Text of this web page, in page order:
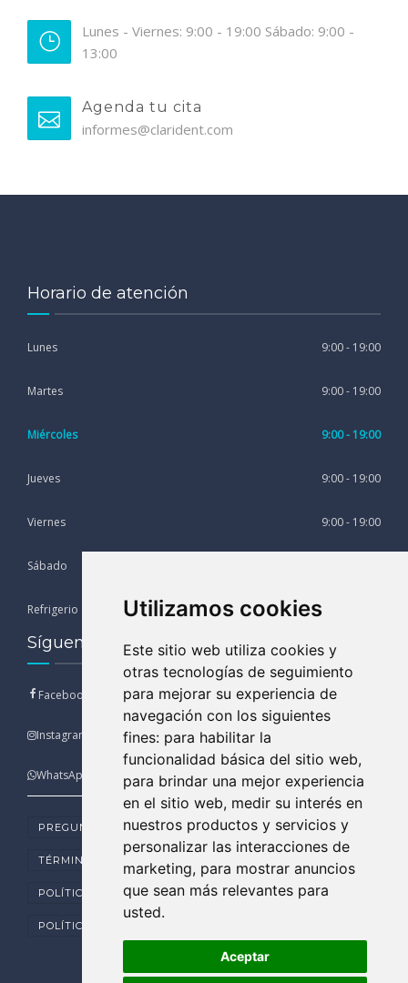
Utilizamos cookies
Este sitio web utiliza cookies y
otras tecnologías de seguimiento
para mejorar su experiencia de
navegación con los siguientes
fines: para habilitar la
funcionalidad básica del sitio web,
para brindar una mejor experiencia
en el sitio web, medir su interés en
nuestros productos y servicios y
personalizar las interacciones de
marketing, para mostrar anuncios
que sean más relevantes para
usted.
Aceptar
Lunes - Viernes: 9:00 - 19:00 Sábado: 9:00 -
13:00
Agenda tu cita
informes@clarident.com
Horario de atención
Lunes 9:00 - 19:00
Martes 9:00 - 19:00
Miércoles 9:00 - 19:00
Jueves 9:00 - 19:00
Viernes 9:00 - 19:00
Sábado
Refrigerio 13:00 - 15:00
Síguenos en nuestras Redes Sociales
Facebook
Instagram
WhatsApp
PREGUNTAS FRECUENTES
TÉRMINOS Y CONDICIONES DE USO
POLÍTICA DE PRIVACIDAD
POLÍTICA DE COOKIES